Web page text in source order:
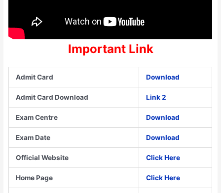
Important Link
Admit Card Download
Admit Card Download Link 2
Exam Centre Download
Exam Date Download
Official Website Click Here
Home Page Click Here